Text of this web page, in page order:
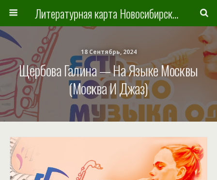
Литературная карта Новосибирска и Новосибирской области
18 Сентябрь, 2024
Щербова Галина — На Языке Москвы
(Москва И Джаз)